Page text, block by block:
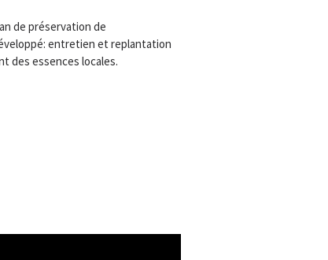
de préservation de
entretien et replantation
des essences locales.